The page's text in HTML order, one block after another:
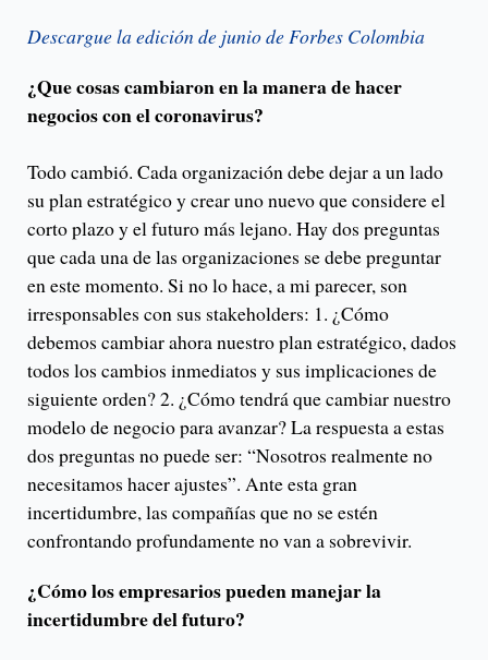
Descargue la edición de junio de Forbes Colombia
¿Que cosas cambiaron en la manera de hacer
negocios con el coronavirus?
Todo cambió. Cada organización debe dejar a un lado
su plan estratégico y crear uno nuevo que considere el
corto plazo y el futuro más lejano. Hay dos preguntas
que cada una de las organizaciones se debe preguntar
en este momento. Si no lo hace, a mi parecer, son
irresponsables con sus stakeholders: 1. ¿Cómo
debemos cambiar ahora nuestro plan estratégico, dados
todos los cambios inmediatos y sus implicaciones de
siguiente orden? 2. ¿Cómo tendrá que cambiar nuestro
modelo de negocio para avanzar? La respuesta a estas
dos preguntas no puede ser: “Nosotros realmente no
necesitamos hacer ajustes”. Ante esta gran
incertidumbre, las compañías que no se estén
confrontando profundamente no van a sobrevivir.
¿Cómo los empresarios pueden manejar la
incertidumbre del futuro?